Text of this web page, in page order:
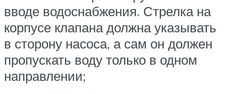
вводе водоснабжения. Стрелка на
корпусе клапана должна указывать
в сторону насоса, а сам он должен
пропускать воду только в одном
направлении;